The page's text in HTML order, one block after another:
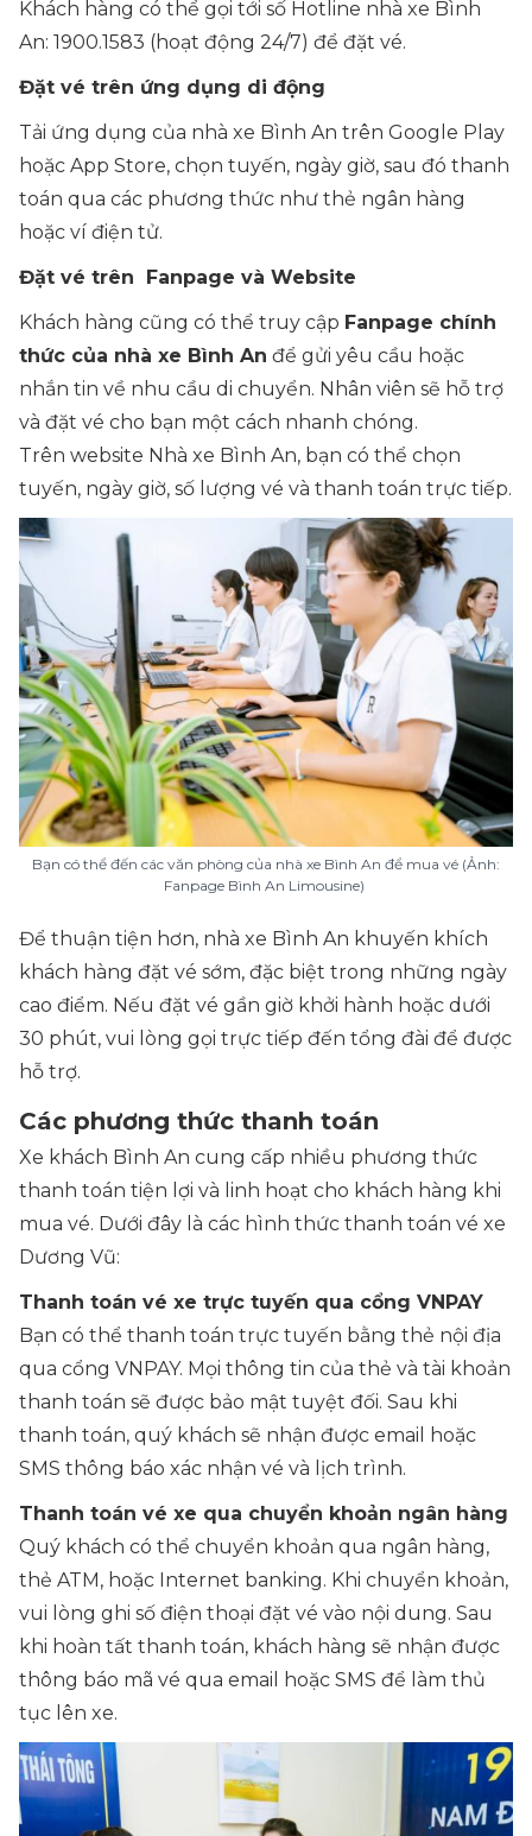
Khách hàng có thể gọi tới số Hotline nhà xe Bình
An: 1900.1583 (hoạt động 24/7) để đặt vé.
Đặt vé trên ứng dụng di động
Tải ứng dụng của nhà xe Bình An trên Google Play
hoặc App Store, chọn tuyến, ngày giờ, sau đó thanh
toán qua các phương thức như thẻ ngân hàng
hoặc ví điện tử.
Đặt vé trên Fanpage và Website
Khách hàng cũng có thể truy cập Fanpage chính
thức của nhà xe Bình An để gửi yêu cầu hoặc
nhắn tin về nhu cầu di chuyển. Nhân viên sẽ hỗ trợ
và đặt vé cho bạn một cách nhanh chóng.
Trên website Nhà xe Bình An, bạn có thể chọn
tuyến, ngày giờ, số lượng vé và thanh toán trực tiếp.
Bạn có thể đến các văn phòng của nhà xe Bình An để mua vé (Ảnh:
Fanpage Bình An Limousine)
Để thuận tiện hơn, nhà xe Bình An khuyến khích
khách hàng đặt vé sớm, đặc biệt trong những ngày
cao điểm. Nếu đặt vé gần giờ khởi hành hoặc dưới
30 phút, vui lòng gọi trực tiếp đến tổng đài để được
hỗ trợ.
Các phương thức thanh toán
Xe khách Bình An cung cấp nhiều phương thức
thanh toán tiện lợi và linh hoạt cho khách hàng khi
mua vé. Dưới đây là các hình thức thanh toán vé xe
Dương Vũ:
Thanh toán vé xe trực tuyến qua cổng VNPAY
Bạn có thể thanh toán trực tuyến bằng thẻ nội địa
qua cổng VNPAY. Mọi thông tin của thẻ và tài khoản
thanh toán sẽ được bảo mật tuyệt đối. Sau khi
thanh toán, quý khách sẽ nhận được email hoặc
SMS thông báo xác nhận vé và lịch trình.
Thanh toán vé xe qua chuyển khoản ngân hàng
Quý khách có thể chuyển khoản qua ngân hàng,
thẻ ATM, hoặc Internet banking. Khi chuyển khoản,
vui lòng ghi số điện thoại đặt vé vào nội dung. Sau
khi hoàn tất thanh toán, khách hàng sẽ nhận được
thông báo mã vé qua email hoặc SMS để làm thủ
tục lên xe.